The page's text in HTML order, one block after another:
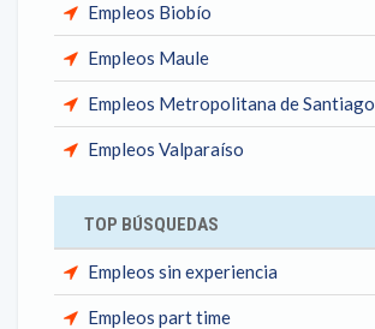
Empleos Biobío
Empleos Maule
Empleos Metropolitana de Santiago
Empleos Valparaíso
TOP BÚSQUEDAS
Empleos sin experiencia
Empleos part time